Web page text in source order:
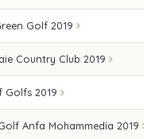
Golf 2019
Country Club 2019
Golfs 2019
Anfa Mohammedia 2019